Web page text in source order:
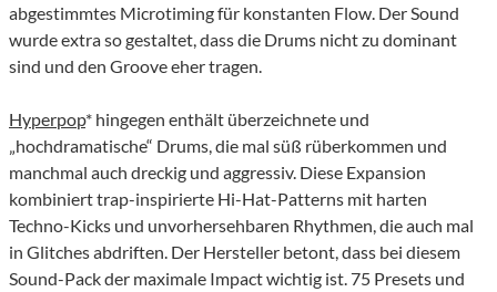
abgestimmtes Microtiming für konstanten Flow. Der Sound
wurde extra so gestaltet, dass die Drums nicht zu dominant
sind und den Groove eher tragen.
Hyperpop* hingegen enthält überzeichnete und
„hochdramatische“ Drums, die mal süß rüberkommen und
manchmal auch dreckig und aggressiv. Diese Expansion
kombiniert trap-inspirierte Hi-Hat-Patterns mit harten
Techno-Kicks und unvorhersehbaren Rhythmen, die auch mal
in Glitches abdriften. Der Hersteller betont, dass bei diesem
Sound-Pack der maximale Impact wichtig ist. 75 Presets und